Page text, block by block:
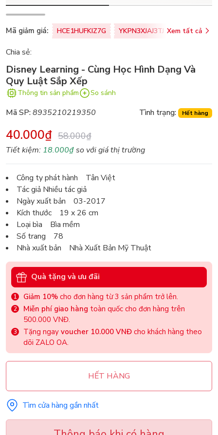
Mã giảm giá: HCE1HUFKIZ7G YKPN3XJAJ3TJ Xem tất cả
Chia sẻ:
Disney Learning - Cùng Học Hình Dạng Và
Quy Luật Sắp Xếp
Thông tin sản phẩm So sánh
Mã SP:8935210219350 Tình trạng: Hết hàng
40.000₫ 58.000₫
Tiết kiệm: 18.000₫so với giá thị trường
Công ty phát hành Tân Việt
Tác giả Nhiều tác giả
Ngày xuất bản 03-2017
Kích thước 19 x 26 cm
Loại bìa Bìa mềm
Số trang 78
Nhà xuất bản Nhà Xuất Bản Mỹ Thuật
Quà tặng và ưu đãi
Giảm 10% cho đơn hàng từ 3 sản phẩm trở lên.
Miễn phí giao hàng toàn quốc cho đơn hàng trên
500.000 VNĐ.
Tặng ngay voucher 10.000 VNĐ cho khách hàng theo
dõi ZALO OA.
HẾT HÀNG
Tìm cửa hàng gần nhất